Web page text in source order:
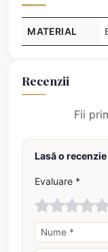
MATERIAL
Recenzii
Fii
Lasă o recenzie
Evaluare *